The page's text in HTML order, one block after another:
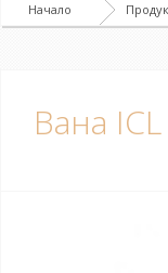
Начало
Вана